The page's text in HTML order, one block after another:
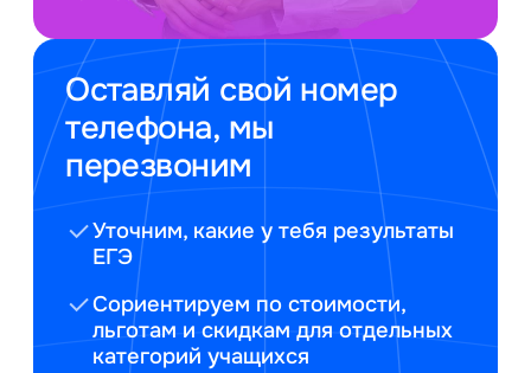
Оставляй свой номер
телефона, мы
перезвоним
Уточним, какие у тебя результаты
ЕГЭ
Сориентируем по стоимости,
льготам и скидкам для отдельных
категорий учащихся